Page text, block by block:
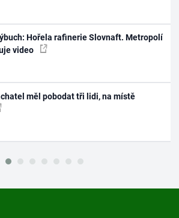
Hořela rafinerie Slovnaft. Metropolí
video
měl pobodat tři lidi, na místě